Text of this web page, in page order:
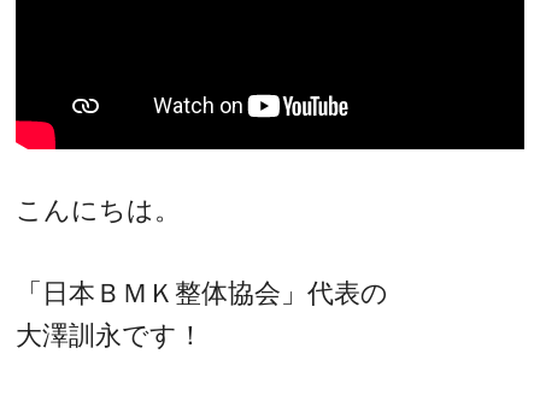
こんにちは。
「日本ＢＭＫ整体協会」代表の
大澤訓永です！